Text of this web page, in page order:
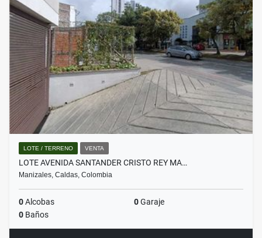
LOTE / TERRENO VENTA
LOTE AVENIDA SANTANDER CRISTO REY MA…
Manizales, Caldas, Colombia
0Alcobas 0Garaje
0 Baños